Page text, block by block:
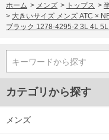
ホーム > メンズ > トップス >
> 大きいサイズ メンズ ATC ×
ブラック 1278-4295-2 3L 4L 5L
キーワードから探す
カテゴリから探す
メンズ